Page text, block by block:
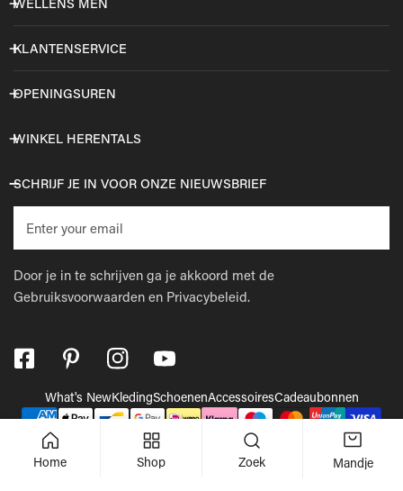
KLANTENSERVICE
OPENINGSUREN
WINKEL HERENTALS
SCHRIJF JE IN VOOR ONZE NIEUWSBRIEF
mail
Door je in te schrijven ga je akkoord met de
Gebruiksvoorwaarden en Privacybeleid.
© 2026, Powered by Shopify
What's NewKledingSchoenenAccessoiresCadeaubonnen
Betaalmethodes
Home Shop Zoek Mandje